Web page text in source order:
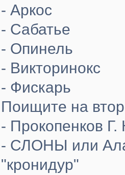
- Аркос
- Сабатье
- Опинель
- Викторинокс
- Фискарь
Поищите на
- Прокопенков Г.
- СЛОНЫ или
"кронидур"